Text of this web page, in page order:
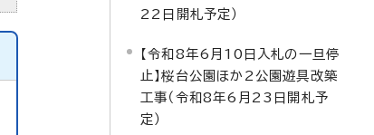
22日開札予定）
【令和8年6月10日入札の一旦停
止】桜台公園ほか2公園遊具改築
工事（令和8年6月23日開札予
定）